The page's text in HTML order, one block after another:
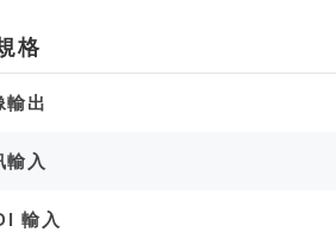
格
輸出
輸入
輸入